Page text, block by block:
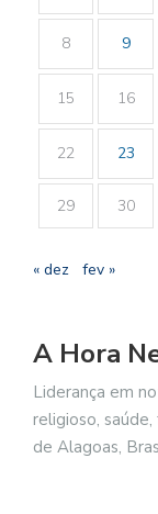
8 9
15 16
22 23
29 30
« dez fev »
A Hora
Liderança em
religioso,
de Alagoas,